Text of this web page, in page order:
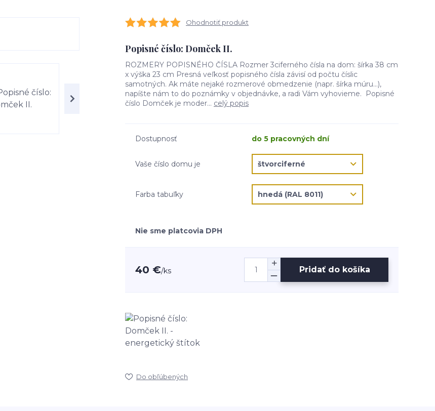
Ohodnotiť produkt
Popisné číslo: Domček II.
ROZMERY POPISNÉHO ČÍSLA Rozmer 3ciferného čísla na dom: šírka 38 cm
x výška 23 cm Presná veľkosť popisného čísla závisí od počtu číslic
samotných. Ak máte nejaké rozmerové obmedzenie (napr. šírka múru...),
napíšte nám to do poznámky v objednávke, a radi Vám vyhovieme. Popisné
číslo Domček je moder... celý popis
Dostupnosť do 5 pracovných dní
Vaše číslo domu je
Farba tabuľky
Nie sme platcovia DPH
40 €/ks Pridať do košíka
Do obľúbených